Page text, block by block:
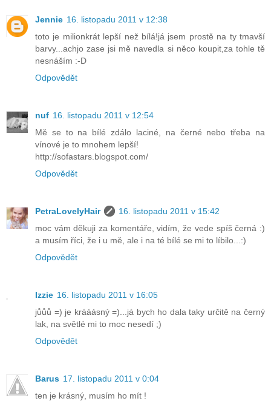
Jennie 16. listopadu 2011 v 12:38
toto je milionkrát lepší než bílá!já jsem prostě na ty tmavší
barvy...achjo zase jsi mě navedla si něco koupit,za tohle tě
nesnáším :-D
Odpovědět
nuf 16. listopadu 2011 v 12:54
Mě se to na bílé zdálo laciné, na černé nebo třeba na
vínové je to mnohem lepší!
http://sofastars.blogspot.com/
Odpovědět
PetraLovelyHair
16. listopadu 2011 v 15:42
moc vám děkuji za komentáře, vidím, že vede spíš černá :)
a musím říci, že i u mě, ale i na té bílé se mi to líbilo...:)
Odpovědět
Izzie 16. listopadu 2011 v 16:05
jůůů =) je krááásný =)...já bych ho dala taky určitě na černý
lak, na světlé mi to moc nesedí ;)
Odpovědět
Barus 17. listopadu 2011 v 0:04
ten je krásný, musím ho mít !